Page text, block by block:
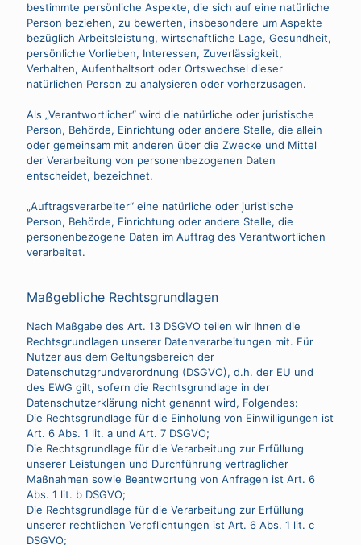
bestimmte persönliche Aspekte, die sich auf eine natürliche
Person beziehen, zu bewerten, insbesondere um Aspekte
bezüglich Arbeitsleistung, wirtschaftliche Lage, Gesundheit,
persönliche Vorlieben, Interessen, Zuverlässigkeit,
Verhalten, Aufenthaltsort oder Ortswechsel dieser
natürlichen Person zu analysieren oder vorherzusagen.
Als „Verantwortlicher“ wird die natürliche oder juristische
Person, Behörde, Einrichtung oder andere Stelle, die allein
oder gemeinsam mit anderen über die Zwecke und Mittel
der Verarbeitung von personenbezogenen Daten
entscheidet, bezeichnet.
„Auftragsverarbeiter“ eine natürliche oder juristische
Person, Behörde, Einrichtung oder andere Stelle, die
personenbezogene Daten im Auftrag des Verantwortlichen
verarbeitet.
Maßgebliche Rechtsgrundlagen
Nach Maßgabe des Art. 13 DSGVO teilen wir Ihnen die
Rechtsgrundlagen unserer Datenverarbeitungen mit. Für
Nutzer aus dem Geltungsbereich der
Datenschutzgrundverordnung (DSGVO), d.h. der EU und
des EWG gilt, sofern die Rechtsgrundlage in der
Datenschutzerklärung nicht genannt wird, Folgendes:
Die Rechtsgrundlage für die Einholung von Einwilligungen ist
Art. 6 Abs. 1 lit. a und Art. 7 DSGVO;
Die Rechtsgrundlage für die Verarbeitung zur Erfüllung
unserer Leistungen und Durchführung vertraglicher
Maßnahmen sowie Beantwortung von Anfragen ist Art. 6
Abs. 1 lit. b DSGVO;
Die Rechtsgrundlage für die Verarbeitung zur Erfüllung
unserer rechtlichen Verpflichtungen ist Art. 6 Abs. 1 lit. c
DSGVO;